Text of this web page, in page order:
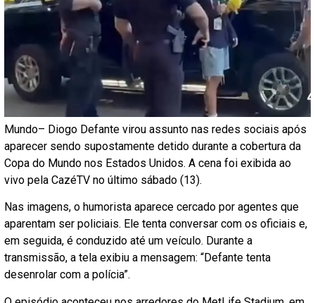
Mundo– Diogo Defante virou assunto nas redes sociais após
aparecer sendo supostamente detido durante a cobertura da
Copa do Mundo nos Estados Unidos. A cena foi exibida ao
vivo pela CazéTV no último sábado (13).
Nas imagens, o humorista aparece cercado por agentes que
aparentam ser policiais. Ele tenta conversar com os oficiais e,
em seguida, é conduzido até um veículo. Durante a
transmissão, a tela exibiu a mensagem: “Defante tenta
desenrolar com a polícia”.